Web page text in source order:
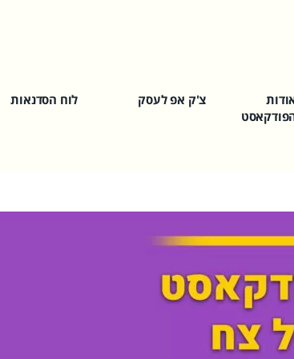
צ'ק אפ לעסק
לוח הסדנאות